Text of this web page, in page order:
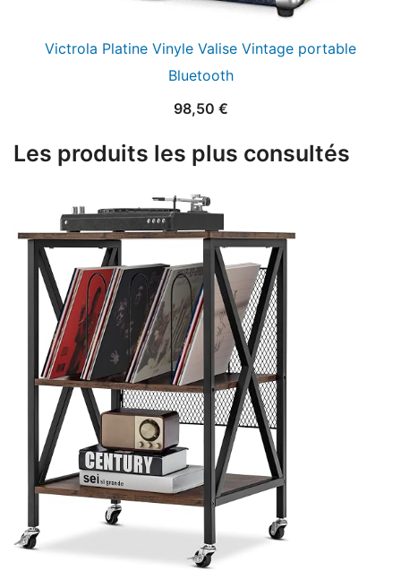
Victrola Platine Vinyle Valise Vintage portable
Bluetooth
98,50 €
Les produits les plus consultés